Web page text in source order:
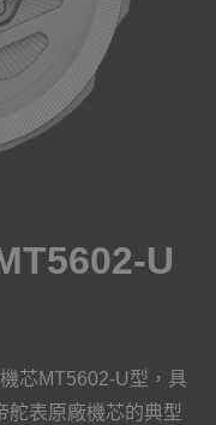
U
芯MT5602-U型，具
舵表原廠機芯的典型